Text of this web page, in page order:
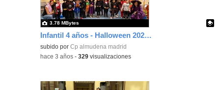
Infantil 4 años - Halloween 2022-23
Contenido educativo.
subido porCp almudena madrid
3.78 MBytes
-hace 3 años -329 visualizaciones